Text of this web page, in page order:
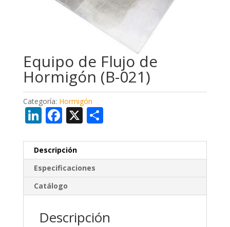
Equipo de Flujo de
Hormigón (B-021)
Categoría: Hormigón
Li
k
e
dI
n
F
e
b
o
o
k
X C
m
p
ar
ti
r
Descripción
Especificaciones
Catálogo
Descripción